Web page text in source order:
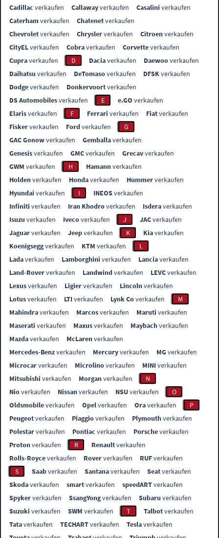
Cadillac verkaufen Callawayverkaufen Casalini verkaufen
Caterhamverkaufen Chatenetverkaufen
Chevroletverkaufen Chryslerverkaufen Citroenverkaufen
CityELverkaufen Cobraverkaufen Corvetteverkaufen
Cupraverkaufen D Daciaverkaufen Daewooverkaufen
Daihatsu verkaufen DeTomasoverkaufen DFSKverkaufen
Dodgeverkaufen Donkervoortverkaufen
DS Automobilesverkaufen E e.GO verkaufen
Elarisverkaufen F Ferrari verkaufen Fiatverkaufen
Fiskerverkaufen Fordverkaufen
G
GAC Gonowverkaufen Gemballaverkaufen
Genesisverkaufen GMCverkaufen Grecavverkaufen
GWM verkaufen H Hamannverkaufen
Holdenverkaufen Hondaverkaufen Hummerverkaufen
Hyundai verkaufen I INEOSverkaufen
Infiniti verkaufen Iran Khodroverkaufen Isderaverkaufen
Isuzu verkaufen Ivecoverkaufen J JACverkaufen
Jaguarverkaufen Jeepverkaufen K Kiaverkaufen
Koenigseggverkaufen KTM verkaufen
L
Ladaverkaufen Lamborghini verkaufen Lanciaverkaufen
Land-Roververkaufen Landwindverkaufen LEVCverkaufen
Lexusverkaufen Ligierverkaufen Lincolnverkaufen
Lotusverkaufen LTIverkaufen Lynk Coverkaufen
M
Mahindraverkaufen Marcosverkaufen Maruti verkaufen
Maserati verkaufen Maxusverkaufen Maybachverkaufen
Mazdaverkaufen McLarenverkaufen
Mercedes-Benzverkaufen Mercuryverkaufen MGverkaufen
Microcarverkaufen Microlinoverkaufen MINIverkaufen
Mitsubishi verkaufen Morganverkaufen
N
Nioverkaufen Nissanverkaufen NSUverkaufen
O
Oldsmobileverkaufen Opelverkaufen Oraverkaufen
P
Peugeotverkaufen Piaggioverkaufen Plymouthverkaufen
Polestarverkaufen Pontiac verkaufen Porscheverkaufen
Protonverkaufen R Renaultverkaufen
Rolls-Royceverkaufen Roververkaufen RUFverkaufen
S
Saabverkaufen Santanaverkaufen Seatverkaufen
Skodaverkaufen smartverkaufen speedARTverkaufen
Spykerverkaufen SsangYongverkaufen Subaru verkaufen
Suzuki verkaufen SWM verkaufen T Talbotverkaufen
Tataverkaufen TECHARTverkaufen Teslaverkaufen